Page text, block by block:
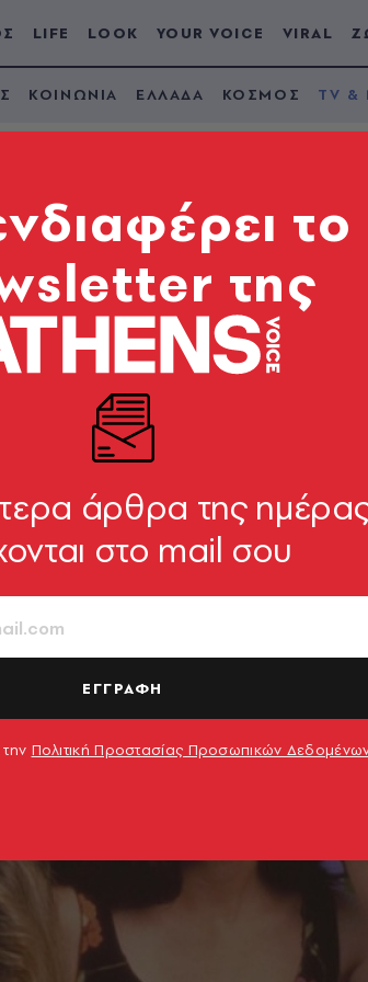
LIFE LOOK YOUR VOICE VIRAL
ΚΟΙΝΩΝΙΑ ΕΛΛΑΔΑ ΚΟΣΜΟΣ TV &
την
το
της
άρθρα της
στο mail σου
ΕΓΓΡΑΦΗ
Πολιτική Προστασίας Προσωπικών